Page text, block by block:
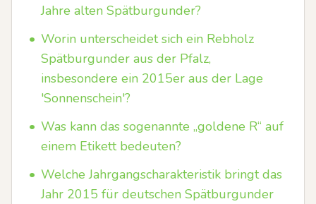
Jahre alten Spätburgunder?
• Worin unterscheidet sich ein Rebholz
Spätburgunder aus der Pfalz,
insbesondere ein 2015er aus der Lage
'Sonnenschein'?
• Was kann das sogenannte „goldene R“ auf
einem Etikett bedeuten?
• Welche Jahrgangscharakteristik bringt das
Jahr 2015 für deutschen Spätburgunder